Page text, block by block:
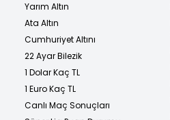
Yarım Altın
Ata Altın
Cumhuriyet Altını
22 Ayar Bilezik
1 Dolar Kaç TL
1 Euro Kaç TL
Canlı Maç Sonuçları